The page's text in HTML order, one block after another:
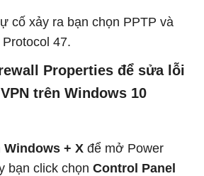
cố xảy ra bạn chọn PPTP và
47.
Properties để sửa lỗi
trên Windows 10
Windows + X để mở Power
bạn click chọn Control Panel